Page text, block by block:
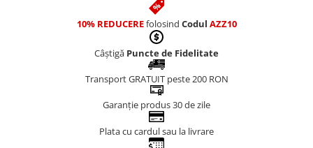
10% REDUCEREfolosind Codul AZZ10
Câștigă Puncte de Fidelitate
Transport GRATUIT peste 200 RON
Garanție produs 30 de zile
Plata cu cardul sau la livrare